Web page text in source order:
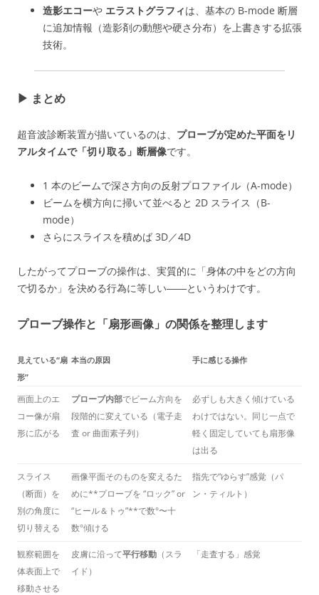
造影エコーや エラストグラフィは、基本の B-mode 断層
に追加情報（造影剤の動態や硬さ分布）を上書きする拡張
技術。
▶︎ まとめ
超音波診断装置が描いているのは、 プローブが定めた平面をリ
アルタイムで「切り取る」断層像です。
1 本のビームで深さ方向の反射プロファイル（A-mode）
ビームを横方向に掃いて並べると 2D スライス（B-
mode）
さらにスライスを積めば 3D／4D
したがってプローブの操作は、実質的に「身体の中をどの方向
で切るか」を決める行為に等しい――というわけです。
プローブ操作と「扇形画像」の関係を整理します
見えている“扇
形”
本当の原因 手に感じる操作
画面上のエ
コー像が扇
形に広がる
プローブ内部でビーム方向を
段階的に変えている（電子走
査 or 曲面素子列）
必ずしも大きく傾けている
わけではない。同じ一点で
軽く固定していても扇形像
は出る
スライス
（断面）を
別の角度に
切り替える
画像平面そのものを変えるた
めに**プローブを “ロック” or
“ヒール＆トゥ”**で数°〜十
数°傾ける
指先で“ゆらす”感覚（パ
ン・ティルト）
観察範囲を
体表面上で
移動させる
皮膚に沿って平行移動 （スラ
イド）
「走査する」感覚